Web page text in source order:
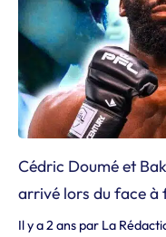
Cédric Doumé et
arrivé lors du face à
Il y a 2 ans par La